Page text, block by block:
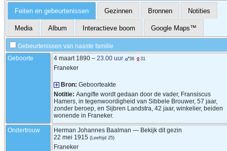
Feiten en gebeurtenissen Gezinnen Bronnen Notities
Media Album Interactieve boom Google Maps™
Gebeurtenissen van naaste familie
Geboorte
4 maart 1890 – 23.00 uur 36 31
Franeker
Bron: Geboorteakte
Notitie: Aangifte wordt gedaan door de vader, Fransiscus
Hamers, in tegenwoordigheid van Sibbele Brouwer, 57 jaar,
zonder beroep, en Sijbren Landstra, 42 jaar, winkelier, beiden
wonende in Franeker.
Ondertrouw Herman Johannes Baalman — Bekijk dit gezin
22 mei 1915 (Leeftijd 25)
Franeker